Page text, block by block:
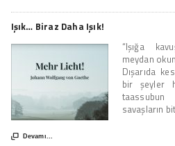
Işık… Biraz Daha Işık!
“Işığa
meydan
Dışarıda
bir şeyler
taassubun
savaşların
 Devamı...